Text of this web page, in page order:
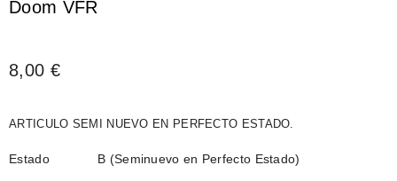
Doom VFR
8,00 €
ARTICULO SEMI NUEVO EN PERFECTO ESTADO.
Estado B (Seminuevo en Perfecto Estado)